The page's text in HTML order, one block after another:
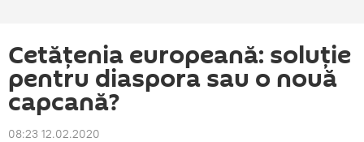
Cetățenia europeană: soluție
pentru diaspora sau o nouă
capcană?
08:23 12.02.2020